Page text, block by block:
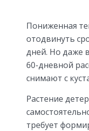
Пониженная
отодвинуть
дней. Но даже
60-дневной
снимают с
Растение
требует